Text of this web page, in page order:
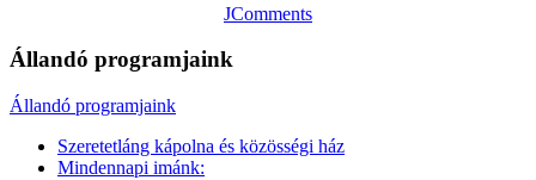
JComments
Állandó programjaink
Állandó programjaink
Szeretetláng kápolna és közösségi ház
Mindennapi imánk: